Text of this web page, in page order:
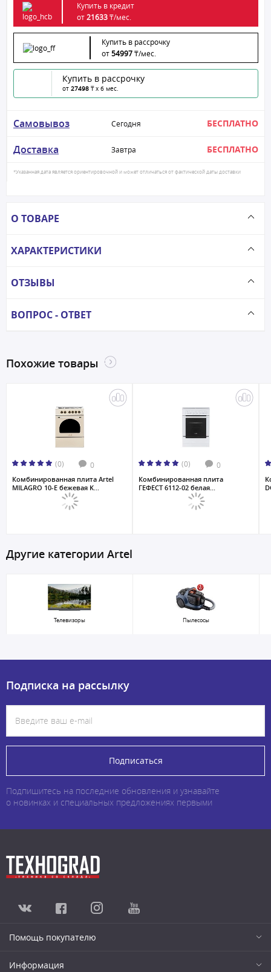
Купить в кредит
от21633₸/мес.
Купить в рассрочку
от54997₸/мес.
Купить в рассрочку
от 27498 ₸ x 6 мес.
Самовывоз Сегодня БЕСПЛАТНО
Доставка Завтра БЕСПЛАТНО
*Указанная дата является ориентировочной и может отличаться от фактической даты доставки
О ТОВАРЕ
ХАРАКТЕРИСТИКИ
ОТЗЫВЫ
ВОПРОС - ОТВЕТ
Похожие товары
(0) 0
Комбинированная плита Artel
MILAGRO 10-E бежевая K...
(0) 0
Комбинированная плита
ГЕФЕСТ 6112-02 белая...
Другие категории Artel
Телевизоры Пылесосы
Подписка на рассылку
Подписаться
Подпишитесь на последние обновления и узнавайте
о новинках и специальных предложениях первыми
Помощь покупателю
Информация